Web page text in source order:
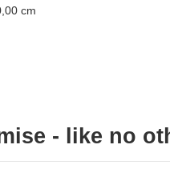
cm
- like no